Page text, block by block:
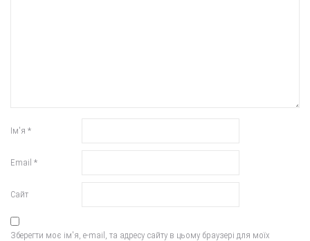
Ім'я *
Email *
Сайт
Зберегти моє ім'я, e-mail, та адресу сайту в цьому браузері для моїх